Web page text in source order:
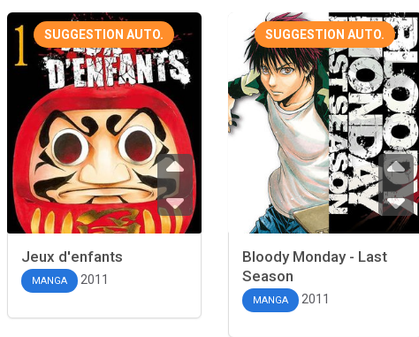
SUGGESTION AUTO.
Jeux d'enfants
MANGA 2011
SUGGESTION AUTO.
Bloody Monday - Last
Season
MANGA 2011